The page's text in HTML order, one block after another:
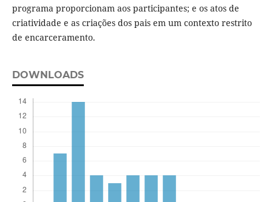
programa proporcionam aos participantes; e os atos de
criatividade e as criações dos pais em um contexto restrito
de encarceramento.
DOWNLOADS